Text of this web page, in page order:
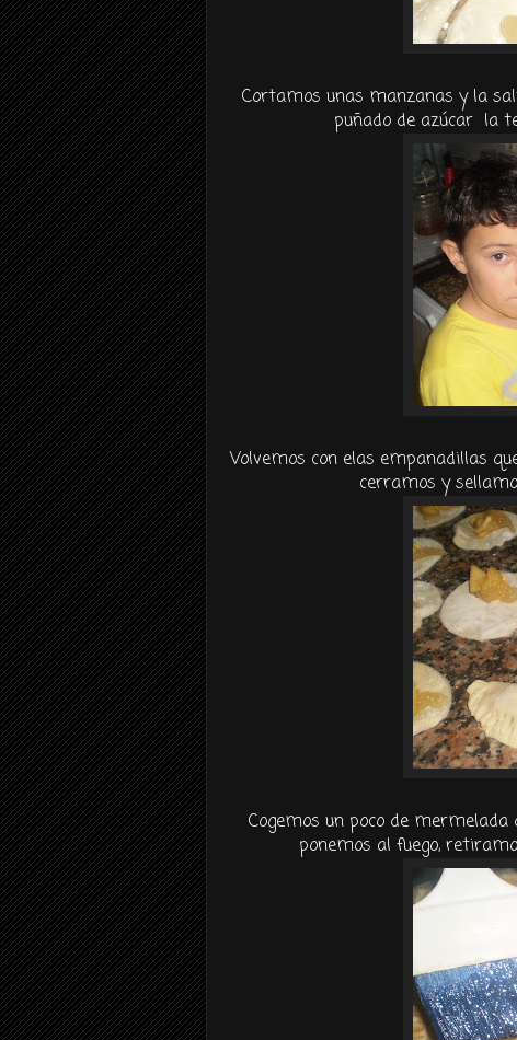
Cortamos unas manzanas y la
puñado de azúcar la
Volvemos con elas empanadillas
cerramos y
Cogemos un poco de
ponemos al fuego,